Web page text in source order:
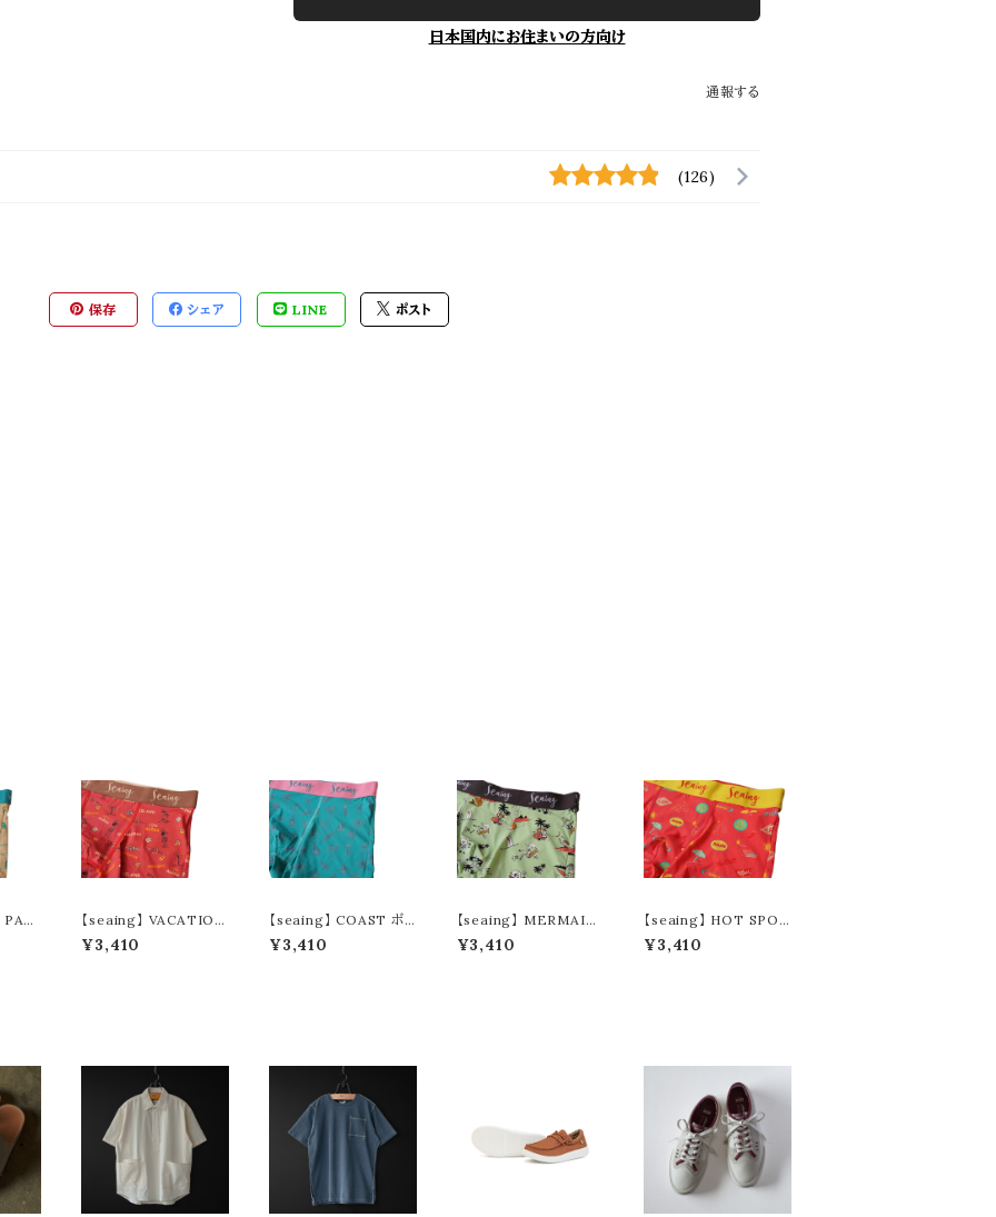
日本国内にお住まいの方向け
通報する
(126)
保存 シェア LINE ポスト
PAR
【seaing】 VACATION
ボクサーパンツ S7002
¥3,410
【seaing】 COAST ボク
サーパンツ S7003
¥3,410
【seaing】 MERMAID
II ボクサーパンツ S700
5
¥3,410
【seaing】 HOT SPOT
ボクサーパンツ S7004
¥3,410